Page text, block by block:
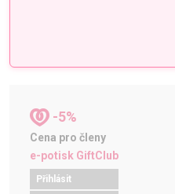
-5%
Cena pro členy
e-potisk GiftClub
Přihlásit